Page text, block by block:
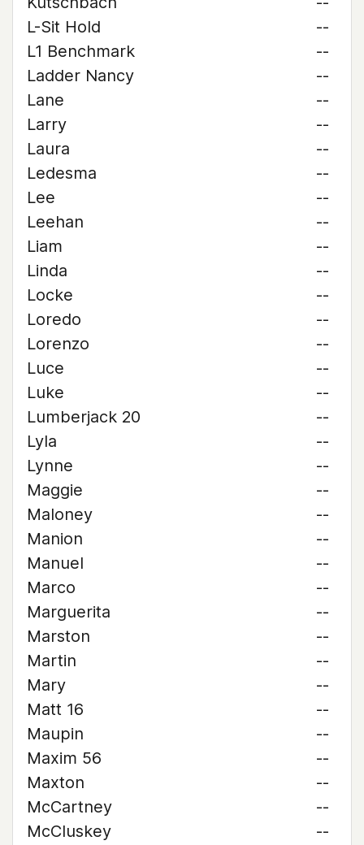
L-Sit Hold
--
L1 Benchmark
--
Ladder Nancy
--
Lane
--
Larry
--
Laura
--
Ledesma
--
Lee
--
Leehan
--
Liam
--
Linda
--
Locke
--
Loredo
--
Lorenzo
--
Luce
--
Luke
--
Lumberjack 20
--
Lyla
--
Lynne
--
Maggie
--
Maloney
--
Manion
--
Manuel
--
Marco
--
Marguerita
--
Marston
--
Martin
--
Mary
--
Matt 16
--
Maupin
--
Maxim 56
--
Maxton
--
McCartney
--
McCluskey
--